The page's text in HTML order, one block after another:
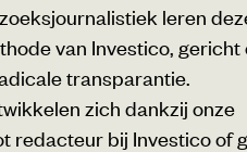
leren
van Investico, gericht
transparantie.
zich dankzij onze
redacteur bij Investico of